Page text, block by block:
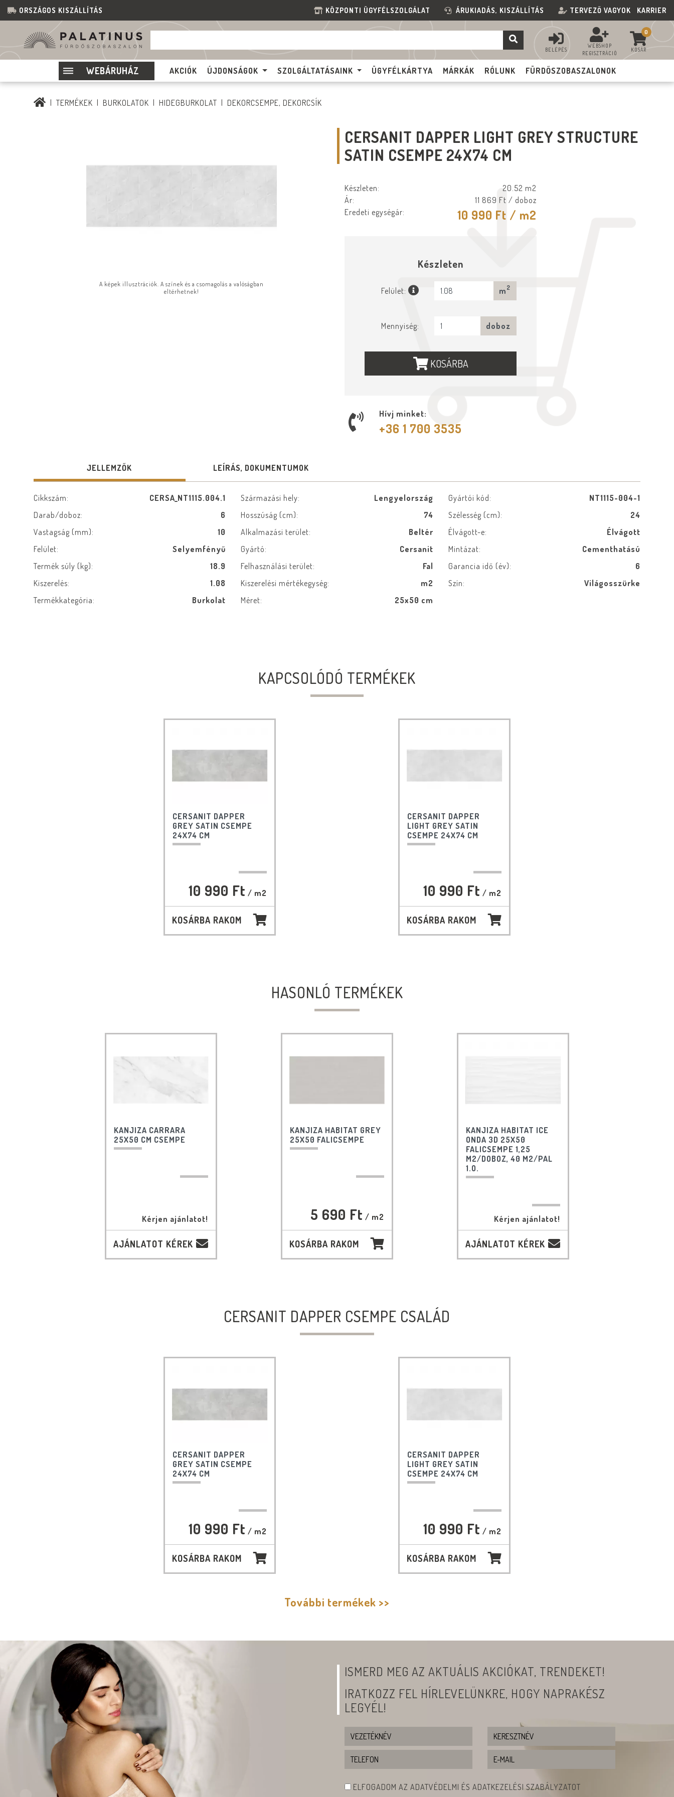
ORSZÁGOS KISZÁLLÍTÁS KÖZPONTI ÜGYFÉLSZOLGÁLAT ÁRUKIADÁS, KISZÁLLÍTÁS TERVEZŐ VAGYOK KARRIER
BELÉPÉS
WEBSHOP
REGISZTRÁCIÓ
0
KOSÁR
WEBÁRUHÁZ AKCIÓK ÚJDONSÁGOK SZOLGÁLTATÁSAINK ÜGYFÉLKÁRTYA MÁRKÁK RÓLUNK FÜRDŐSZOBASZALONOK
TERMÉKEK BURKOLATOK HIDEGBURKOLAT DEKORCSEMPE, DEKORCSÍK
A képek illusztrációk. A színek és a csomagolás a valóságban
eltérhetnek!
CERSANIT DAPPER LIGHT GREY STRUCTURE
SATIN CSEMPE 24X74 CM
Készleten:
20.52 m2
Ár:
11 869 Ft / doboz
Eredeti egységár:
10 990 Ft / m2
Készleten
Felület: m 2
Mennyiség: doboz
KOSÁRBA
Hívj minket:
+36 1 700 3535
JELLEMZŐK LEÍRÁS, DOKUMENTUMOK
Cikkszám: CERSA_NT1115.004.1 Származási hely: Lengyelország Gyártói kód:
NT1115-004-1
Darab/doboz:
6 Hosszúság (cm): 74 Szélesség (cm):
24
Vastagság (mm):
10 Alkalmazási terület: Beltér Élvágott-e:
Élvágott
Felület:
Selyemfényű Gyártó: Cersanit Mintázat:
Cementhatású
Termék súly (kg):
18.9 Felhasználási terület: Fal Garancia idő (év):
6
Kiszerelés:
1.08 Kiszerelési mértékegység: m2 Szín:
Világosszürke
Termékkategória:
Burkolat Méret: 25x50 cm
KAPCSOLÓDÓ TERMÉKEK
CERSANIT DAPPER
GREY SATIN CSEMPE
24X74 CM
10 990 Ft / m2
KOSÁRBA RAKOM
CERSANIT DAPPER
LIGHT GREY SATIN
CSEMPE 24X74 CM
10 990 Ft / m2
KOSÁRBA RAKOM
HASONLÓ TERMÉKEK
KANJIZA CARRARA
25X50 CM CSEMPE
Kérjen ajánlatot!
AJÁNLATOT KÉREK
KANJIZA HABITAT GREY
25X50 FALICSEMPE
5 690 Ft / m2
KOSÁRBA RAKOM
KANJIZA HABITAT ICE
ONDA 3D 25X50
FALICSEMPE 1,25
M2/DOBOZ, 40 M2/PAL
1.O.
Kérjen ajánlatot!
AJÁNLATOT KÉREK
CERSANIT DAPPER CSEMPE CSALÁD
CERSANIT DAPPER
GREY SATIN CSEMPE
24X74 CM
10 990 Ft / m2
KOSÁRBA RAKOM
CERSANIT DAPPER
LIGHT GREY SATIN
CSEMPE 24X74 CM
10 990 Ft / m2
KOSÁRBA RAKOM
További termékek >>
ISMERD MEG AZ AKTUÁLIS AKCIÓKAT, TRENDEKET!
IRATKOZZ FEL HÍRLEVELÜNKRE, HOGY NAPRAKÉSZ
LEGYÉL!
ELFOGADOM AZ ADATVÉDELMI ÉS ADATKEZELÉSI SZABÁLYZATOT